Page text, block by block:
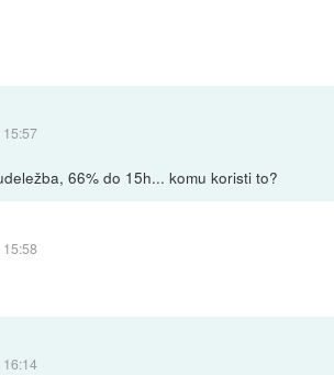
15:57
66% do 15h... komu koristi to?
15:58
16:14